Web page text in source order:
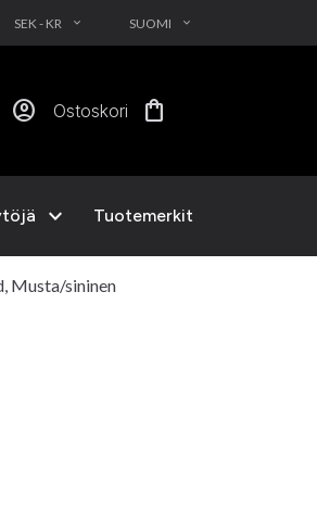
SEK - KR EXPAND_MORE SUOMI EXPAND_MORE
account_circle Ostoskori shopping_bag
expand_more Tuotemerkit
Musta/sininen